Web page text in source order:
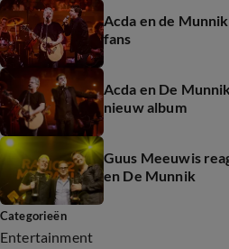
Acda en de
fans
Acda en De
nieuw album
Guus Meeuwis
en De Munnik
Categorieën
Entertainment